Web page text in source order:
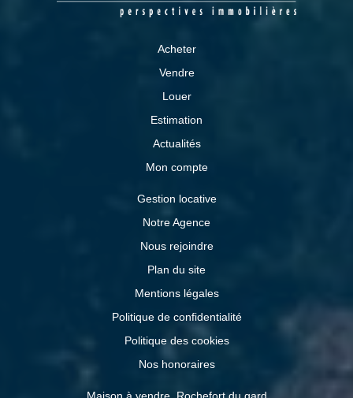
Acheter
Vendre
Louer
Estimation
Actualités
Mon compte
Gestion locative
Notre Agence
Nous rejoindre
Plan du site
Mentions légales
Politique de confidentialité
Politique des cookies
Nos honoraires